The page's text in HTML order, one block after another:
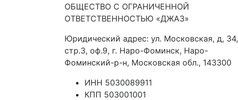
ОБЩЕСТВО С ОГРАНИЧЕННОЙ
ОТВЕТСТВЕННОСТЬЮ «ДЖАЗ»
Юридический адрес: ул. Московская, д, 34,
стр.3, оф.9, г. Наро-Фоминск, Наро-
Фоминский-р-н, Московская обл., 143300
ИНН 5030089911
КПП 503001001